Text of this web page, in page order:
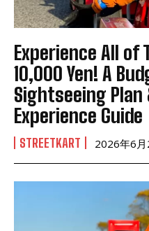
Experience All of
10,000 Yen! A
Sightseeing
Experience Guide
STREETKART 2026年6月